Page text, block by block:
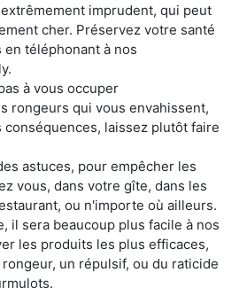
imprudent, qui peut
cher. Préservez votre santé
téléphonant à nos
à vous occuper
rongeurs qui vous envahissent,
laissez plutôt faire
astuces, pour empêcher les
vous, dans votre gîte, dans les
ou n'importe où ailleurs.
il sera beaucoup plus facile à nos
les produits les plus efficaces,
un répulsif, ou du raticide